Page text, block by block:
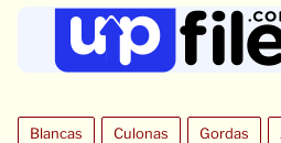
Blancas Culonas Gordas